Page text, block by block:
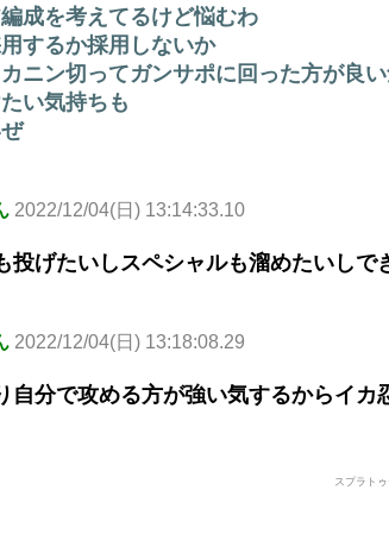
成を考えてるけど悩むわ
するか採用しないか
ニン切ってガンサポに回った方が良
い気持ちも
2022/12/04(日) 13:14:33.10
投げたいしスペシャルも溜めたいし
2022/12/04(日) 13:18:08.29
自分で攻める方が強い気するからイカ
スプラト